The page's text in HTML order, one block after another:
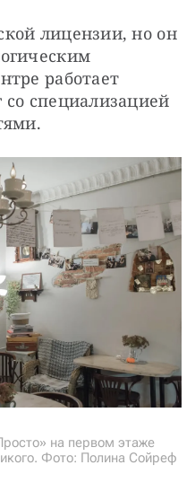
лицензии, но он
работает
со специализацией
на первом этаже
Фото: Полина Сойреф